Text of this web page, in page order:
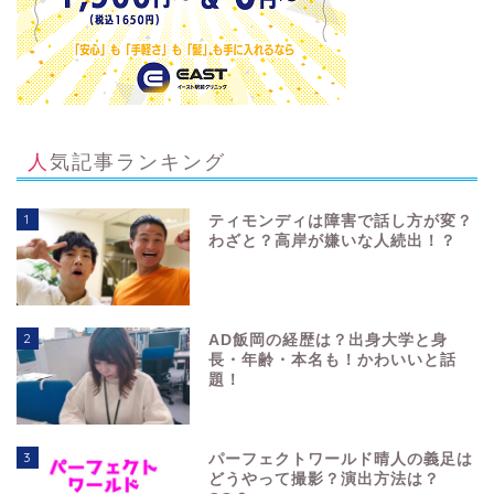
人気記事ランキング
1
ティモンディは障害で話し方が変？
わざと？高岸が嫌いな人続出！？
2
AD飯岡の経歴は？出身大学と身
長・年齢・本名も！かわいいと話
題！
3
パーフェクトワールド晴人の義足は
どうやって撮影？演出方法は？